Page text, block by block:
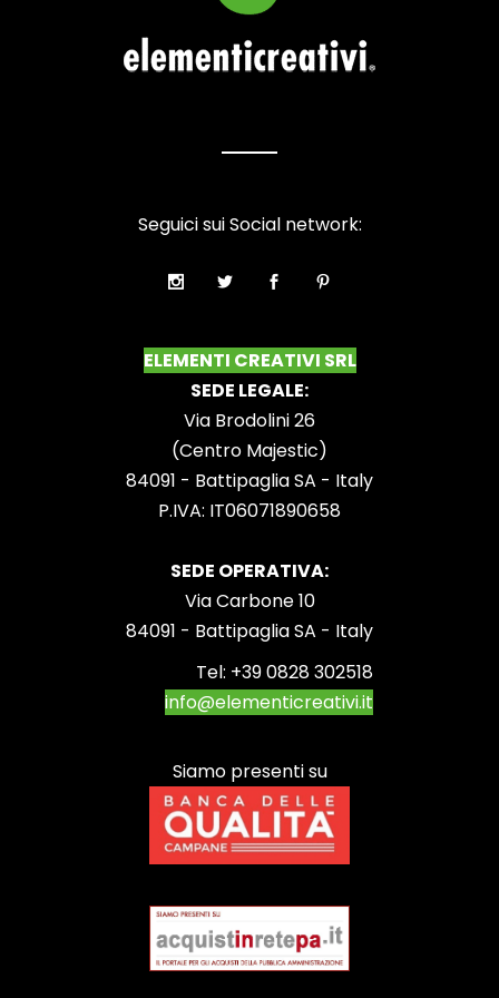
Via Brodolini 26
(Centro Majestic)
84091 - Battipaglia SA - Italy
P.IVA: IT06071890658
SEDE OPERATIVA:
84091 - Battipaglia SA - Italy
Tel:+39 0828 302518
info@elementicreativi.it
Siamo presenti su